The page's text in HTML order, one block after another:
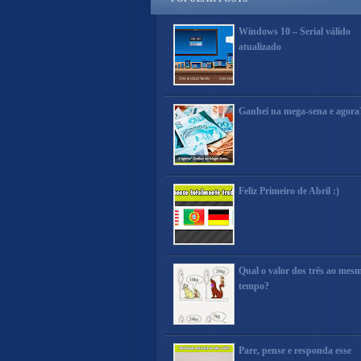
Windows 10 – Serial válido
atualizado
Ganhei na mega-sena e
Feliz Primeiro de Abril :)
Qual o valor dos três ao
tempo?
Pare, pense e responda esse